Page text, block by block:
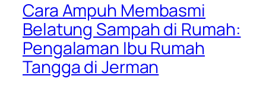
Cara Ampuh Membasmi
Belatung Sampah di Rumah:
Pengalaman Ibu Rumah
Tangga di Jerman